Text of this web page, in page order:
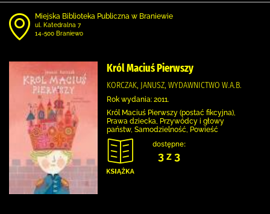
Miejska Biblioteka Publiczna w Braniewie
ul. Katedralna 7
14-500 Braniewo
Król Maciuś Pierwszy
KORCZAK, JANUSZ, WYDAWNICTWO W.A.B.
Rok wydania: 2011.
Król Maciuś Pierwszy (postać fikcyjna),
Prawa dziecka, Przywódcy i głowy
państw, Samodzielność, Powieść
dostępne:
3 z 3